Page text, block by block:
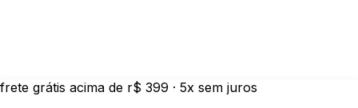
frete grátis acima de r$ 399 · 5x sem juros